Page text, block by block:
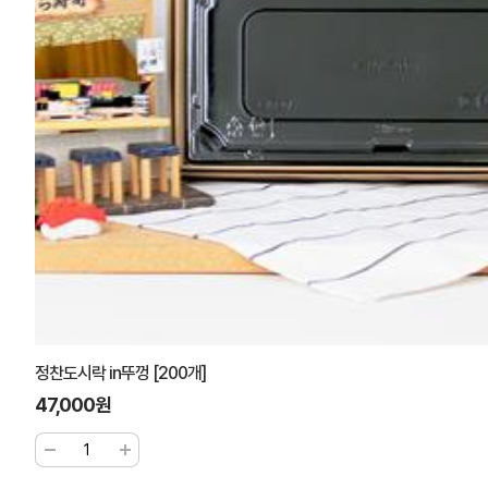
정찬도시락 in뚜껑 [200개]
47,000원